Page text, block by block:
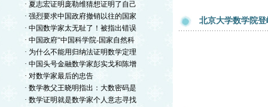
· 夏志宏证明庞勒维猜想证明了自己
· 强烈要求中国政府撤销以往的国家
· 中国数学家太无耻了！被指出错误
· 中国政府“中国科学院-国家自然科
· 为什么不能用归纳法证明数学定理
· 中国头号金融数学家彭实戈和陈增
· 对数学家最后的忠告
· 数学教父王晓明指出：大数密码是
· 数学证明就是数学家个人意志寻找
北京大学数学院